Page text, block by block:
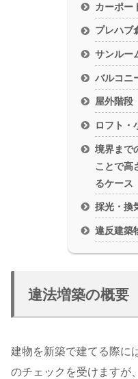
カーポー
プレハブ
サンルー
バルコニ
屋外階段
ロフト・
境界まで
ことで高
るケース
採光・換
違反建築
違法増築の概要
建物を新築で建てる際に
のチェックを受けますが